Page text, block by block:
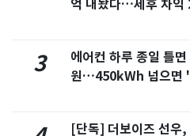
억 내놨다…세후 차익
3
에어컨 하루 종일 틀
원…450kWh 넘으면
[단독] 더보이즈 선우,